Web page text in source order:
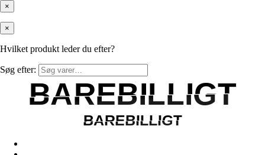
×
×
Hvilket produkt leder du efter?
Søg efter:
BAREBILLIGT
BAREBILLIGT
BAREBILLIGT
BAREBILLIGT